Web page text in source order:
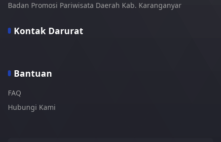
Badan Promosi Pariwisata Daerah Kab. Karanganyar
Kontak Darurat
Bantuan
FAQ
Hubungi Kami